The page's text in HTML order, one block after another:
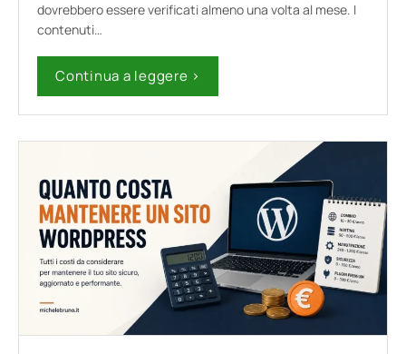
dovrebbero essere verificati almeno una volta al mese. I
contenuti…
Continua a leggere ›